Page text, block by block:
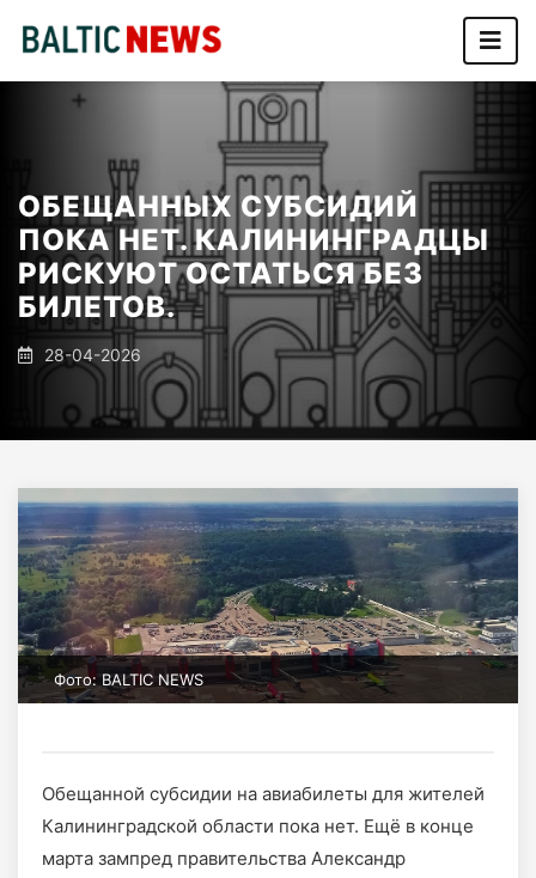
ОБЕЩАННЫХ СУБСИДИЙ
ПОКА НЕТ. КАЛИНИНГРАДЦЫ
РИСКУЮТ ОСТАТЬСЯ БЕЗ
БИЛЕТОВ.
28-04-2026
Фото: BALTIC NEWS
Обещанной субсидии на авиабилеты для жителей
Калининградской области пока нет. Ещё в конце
марта зампред правительства Александр